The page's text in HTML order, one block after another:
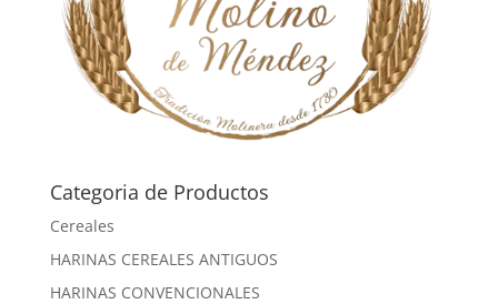
Categoria de Productos
Cereales
HARINAS CEREALES ANTIGUOS
HARINAS CONVENCIONALES